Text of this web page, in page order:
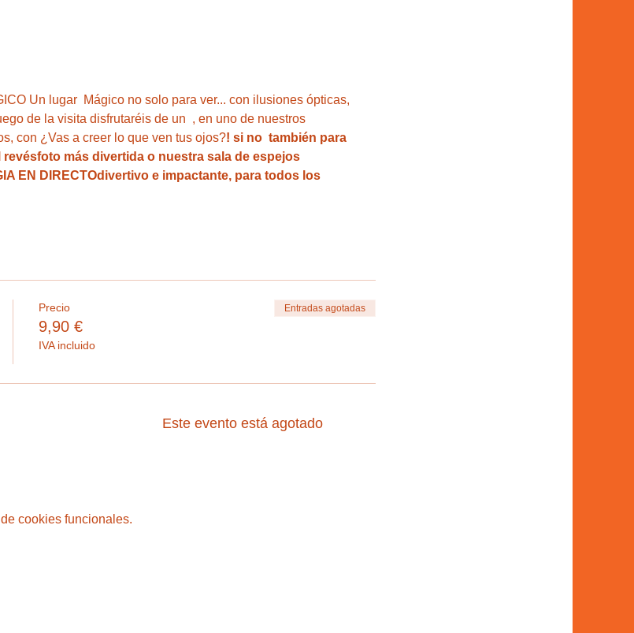
Un lugar  Mágico no solo para ver... con ilusiones ópticas,
de la visita disfrutaréis de un , en uno de nuestros
con ¿Vas a creer lo que ven tus ojos?! si no  también para
revésfoto más divertida o nuestra sala de espejos
EN DIRECTOdivertivo e impactante, para todos los
Precio
9,90 €
IVA incluido
Entradas agotadas
Este evento está agotado
cookies funcionales.